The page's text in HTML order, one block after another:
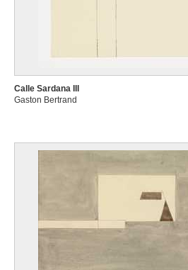
Calle Sardana III
Gaston Bertrand